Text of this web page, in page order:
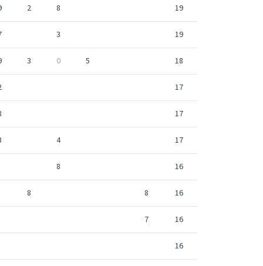
2 8 19
3 19
3 0 5 18
17
17
4 17
8 16
8 8 16
7 16
16